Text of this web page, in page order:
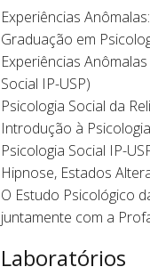
Experiências
Graduação em
Experiências
Social IP-USP)
Psicologia Social da
Introdução à
Psicologia Social IP-
Hipnose, Estados
O Estudo Psicológico
juntamente com a
Laboratórios